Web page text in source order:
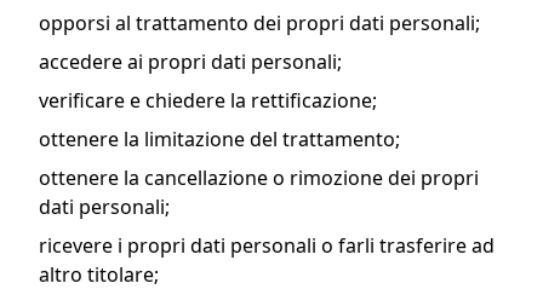
opporsi al trattamento dei propri dati personali;
accedere ai propri dati personali;
verificare e chiedere la rettificazione;
ottenere la limitazione del trattamento;
ottenere la cancellazione o rimozione dei propri
dati personali;
ricevere i propri dati personali o farli trasferire ad
altro titolare;